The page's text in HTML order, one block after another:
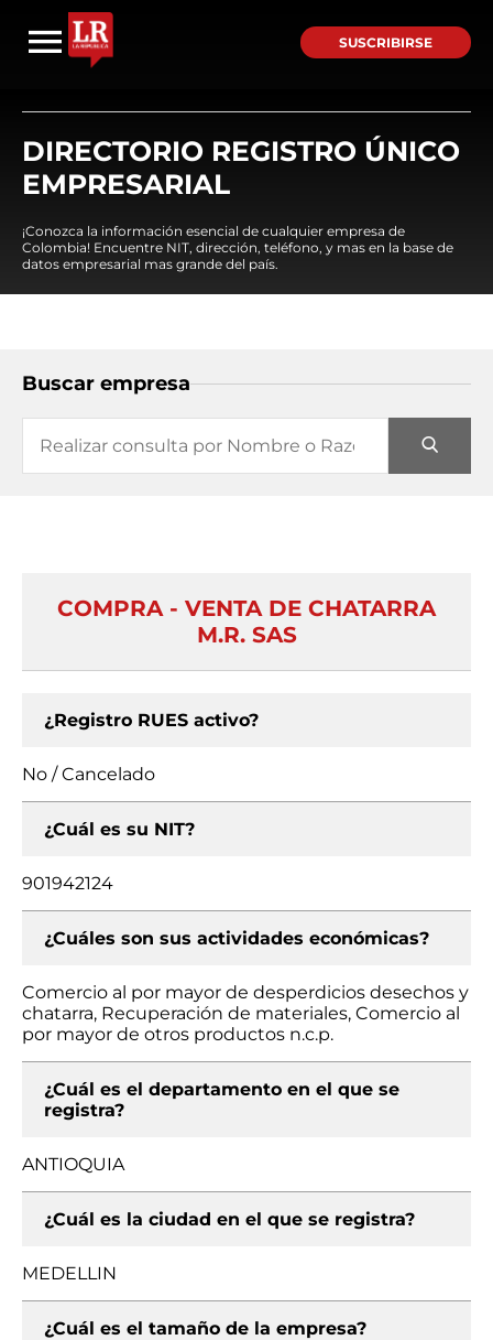
SUSCRIBIRSE
DIRECTORIO REGISTRO ÚNICO
EMPRESARIAL
¡Conozca la información esencial de cualquier empresa de
Colombia! Encuentre NIT, dirección, teléfono, y mas en la base de
datos empresarial mas grande del país.
Buscar empresa
COMPRA - VENTA DE CHATARRA
M.R. SAS
¿Registro RUES activo?
No / Cancelado
¿Cuál es su NIT?
901942124
¿Cuáles son sus actividades económicas?
Comercio al por mayor de desperdicios desechos y
chatarra, Recuperación de materiales, Comercio al
por mayor de otros productos n.c.p.
¿Cuál es el departamento en el que se
registra?
ANTIOQUIA
¿Cuál es la ciudad en el que se registra?
MEDELLIN
¿Cuál es el tamaño de la empresa?